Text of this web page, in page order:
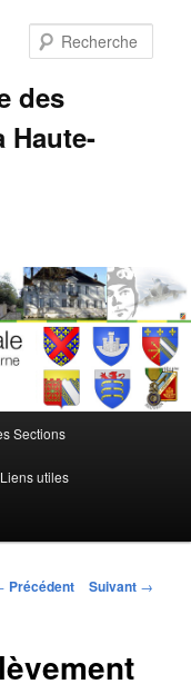
des
Haute-
Sections
Liens utiles
Précédent Suivant →